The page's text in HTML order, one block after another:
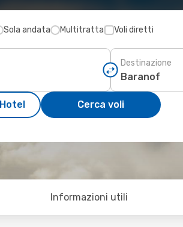
Sola andata Multitratta Voli diretti
Destinazione
Cerca voli
Informazioni utili